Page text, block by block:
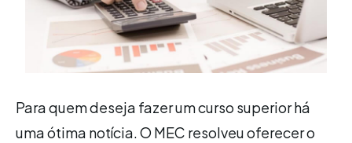
Para quem deseja fazer um curso superior há
uma ótima notícia. O MEC resolveu oferecer o